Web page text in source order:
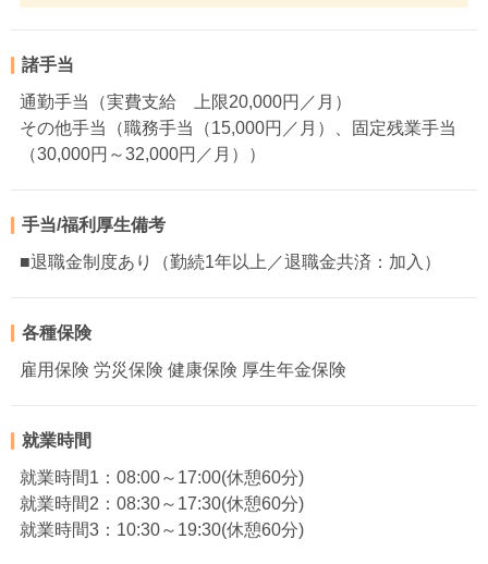
諸手当
通勤手当（実費支給 上限20,000円／月）
その他手当（職務手当（15,000円／月）、固定残業手当
（30,000円～32,000円／月））
手当/福利厚生備考
■退職金制度あり（勤続1年以上／退職金共済：加入）
各種保険
雇用保険 労災保険 健康保険 厚生年金保険
就業時間
就業時間1：08:00～17:00(休憩60分)
就業時間2：08:30～17:30(休憩60分)
就業時間3：10:30～19:30(休憩60分)